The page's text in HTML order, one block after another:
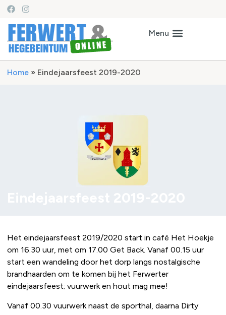
Home » Eindejaarsfeest 2019-2020
Het eindejaarsfeest 2019/2020 start in café Het Hoekje
om 16.30 uur, met om 17.00 Get Back. Vanaf 00.15 uur
start een wandeling door het dorp langs nostalgische
brandhaarden om te komen bij het Ferwerter
eindejaarsfeest; vuurwerk en hout mag mee!
Vanaf 00.30 vuurwerk naast de sporthal, daarna Dirty